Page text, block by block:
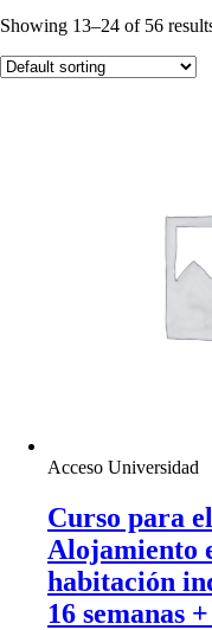
Showing 13–24 of 56
Acceso Universidad
Curso para
Alojamiento
habitación
16 semanas